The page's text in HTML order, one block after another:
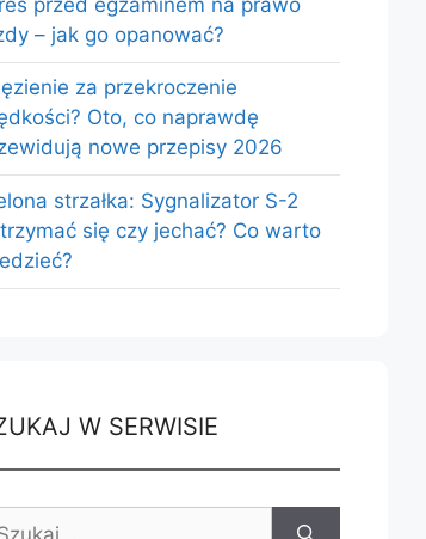
– jak go opanować?
za przekroczenie
Oto, co naprawdę
nowe przepisy 2026
strzałka: Sygnalizator S-2
się czy jechać? Co warto
W SERWISIE